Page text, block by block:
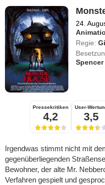
24.
Regie:
Pressekritiken
4,2
User-
3,5
Irgendwas stimmt nicht mit
gegenüberliegenden
Bewohner, der alte Mr.
Verfahren gespielt und